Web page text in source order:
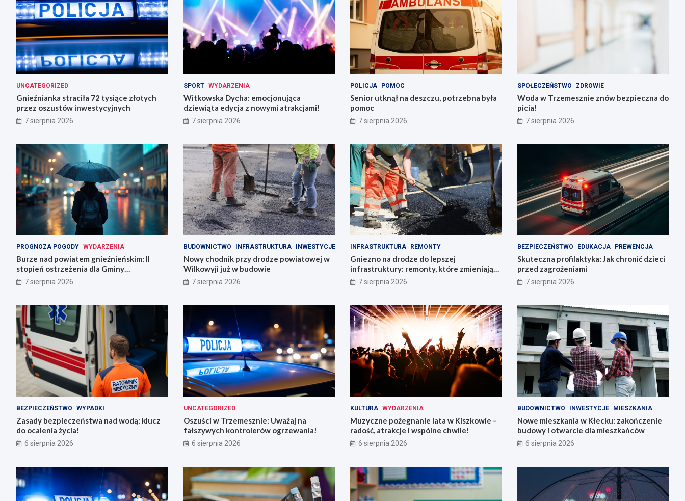
UNCATEGORIZED
Gnieźnianka straciła 72 tysiące złotych
przez oszustów inwestycyjnych
7 sierpnia 2026
SPORT WYDARZENIA
Witkowska Dycha: emocjonująca
dziewiąta edycja z nowymi atrakcjami!
7 sierpnia 2026
POLICJA POMOC
Senior utknął na deszczu, potrzebna była
pomoc
7 sierpnia 2026
SPOŁECZEŃSTWO ZDROWIE
Woda w Trzemesznie znów bezpieczna do
picia!
7 sierpnia 2026
PROGNOZA POGODY WYDARZENIA
Burze nad powiatem gnieźnieńskim: II
stopień ostrzeżenia dla Gminy
Trzemeszno
7 sierpnia 2026
BUDOWNICTWO INFRASTRUKTURA INWESTYCJE
Nowy chodnik przy drodze powiatowej w
Wilkowyji już w budowie
7 sierpnia 2026
INFRASTRUKTURA REMONTY
Gniezno na drodze do lepszej
infrastruktury: remonty, które zmieniają
miasto
7 sierpnia 2026
BEZPIECZEŃSTWO EDUKACJA PREWENCJA
Skuteczna profilaktyka: Jak chronić dzieci
przed zagrożeniami
7 sierpnia 2026
BEZPIECZEŃSTWO WYPADKI
Zasady bezpieczeństwa nad wodą: klucz
do ocalenia życia!
6 sierpnia 2026
UNCATEGORIZED
Oszuści w Trzemesznie: Uważaj na
fałszywych kontrolerów ogrzewania!
6 sierpnia 2026
KULTURA WYDARZENIA
Muzyczne pożegnanie lata w Kiszkowie –
radość, atrakcje i wspólne chwile!
6 sierpnia 2026
BUDOWNICTWO INWESTYCJE MIESZKANIA
Nowe mieszkania w Kłecku: zakończenie
budowy i otwarcie dla mieszkańców
6 sierpnia 2026